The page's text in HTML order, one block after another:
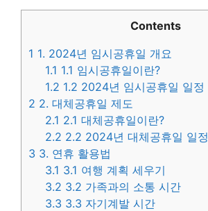
Contents
1 1. 2024년 임시공휴일 개요
1.1 1.1 임시공휴일이란?
1.2 1.2 2024년 임시공휴일 일정
2 2. 대체공휴일 제도
2.1 2.1 대체공휴일이란?
2.2 2.2 2024년 대체공휴일 일정
3 3. 연휴 활용법
3.1 3.1 여행 계획 세우기
3.2 3.2 가족과의 소통 시간
3.3 3.3 자기계발 시간